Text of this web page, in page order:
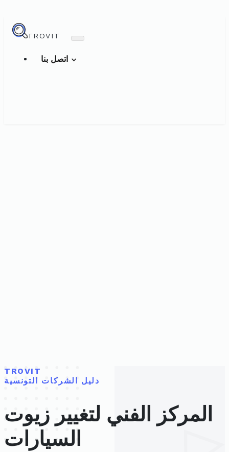
TROVIT
TROVIT
دليل الشركات التونسية
المركز الفني لتغيير زيوت
السيارات